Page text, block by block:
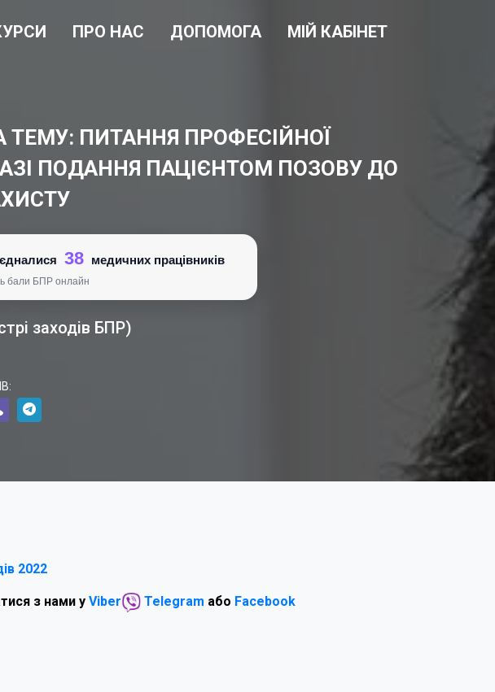
ПРО НАС ДОПОМОГА МІЙ КАБІНЕТ
ПИТАННЯ ПРОФЕСІЙНОЇ
ПОДАННЯ ПАЦІЄНТОМ ПОЗОВУ ДО
38 медичних працівників
бали БПР онлайн
заходів БПР)
2022
з нами у Viber Telegram або Facebook